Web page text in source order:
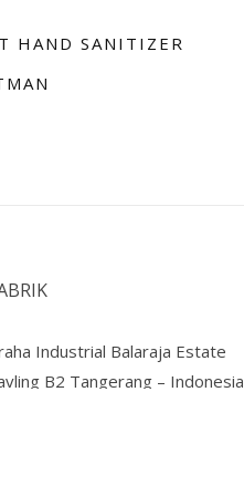
HAND SANITIZER
Industrial Balaraja Estate
B2 Tangerang – Indonesia